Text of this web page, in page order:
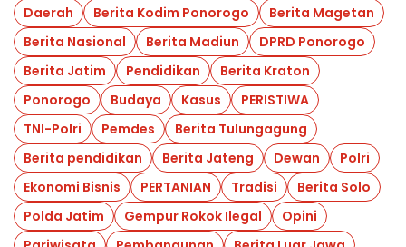
Daerah Berita Kodim Ponorogo
Berita Magetan
Berita Nasional
Berita Madiun
DPRD Ponorogo
Berita Jatim
Pendidikan
Berita Kraton
Ponorogo
Budaya Kasus
PERISTIWA
TNI-Polri
Pemdes
Berita Tulungagung
Berita pendidikan
Berita Jateng Dewan
Polri
Ekonomi Bisnis
PERTANIAN Tradisi
Berita Solo
Polda Jatim
Gempur Rokok Ilegal
Opini